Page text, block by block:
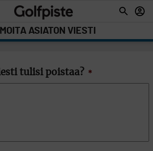
ASIATON VIESTI
tulisi poistaa? *